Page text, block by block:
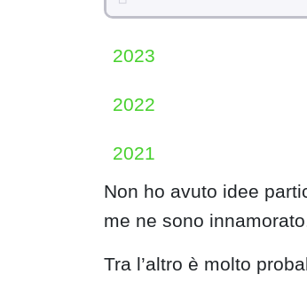
2023
2022
2021
Non ho avuto idee
me ne sono
Tra l’altro è molto